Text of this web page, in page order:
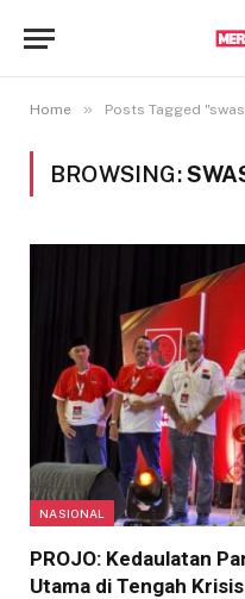
Home » Posts Tagged
BROWSING:
NASIONAL
PROJO: Kedaulatan
Utama di Tengah